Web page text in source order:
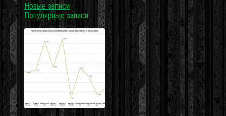
Новые записи
Популярные записи